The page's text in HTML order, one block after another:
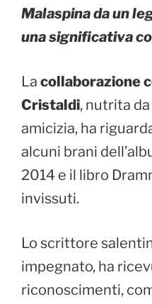
Malaspina da un
una significativa
La collaborazione
Cristaldi, nutrita
amicizia, ha
alcuni brani
2014 e il libro
invissuti.
Lo scrittore
impegnato, ha
riconoscimenti,